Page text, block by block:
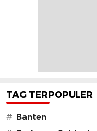
TAG TERPOPULER
# Banten